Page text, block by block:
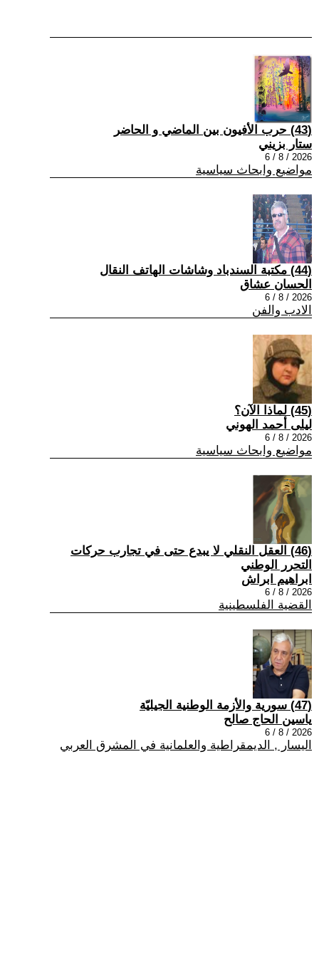
(43) حرب الأفيون بين الماضي و الحاضر
ستار بزيني
2026 / 8 / 6
مواضيع وابحاث سياسية
(44) مكتبة السندباد وشاشات الهاتف النقال
الحسان عشاق
2026 / 8 / 6
الادب والفن
(45) لماذا الآن؟
ليلى أحمد الهوني
2026 / 8 / 6
مواضيع وابحاث سياسية
(46) العقل النقلي لا يبدع حتى في تجارب حركات
التحرر الوطني
ابراهيم ابراش
2026 / 8 / 6
القضية الفلسطينية
(47) سورية والأزمة الوطنية الجيليّة
ياسين الحاج صالح
2026 / 8 / 6
اليسار , الديمقراطية والعلمانية في المشرق العربي